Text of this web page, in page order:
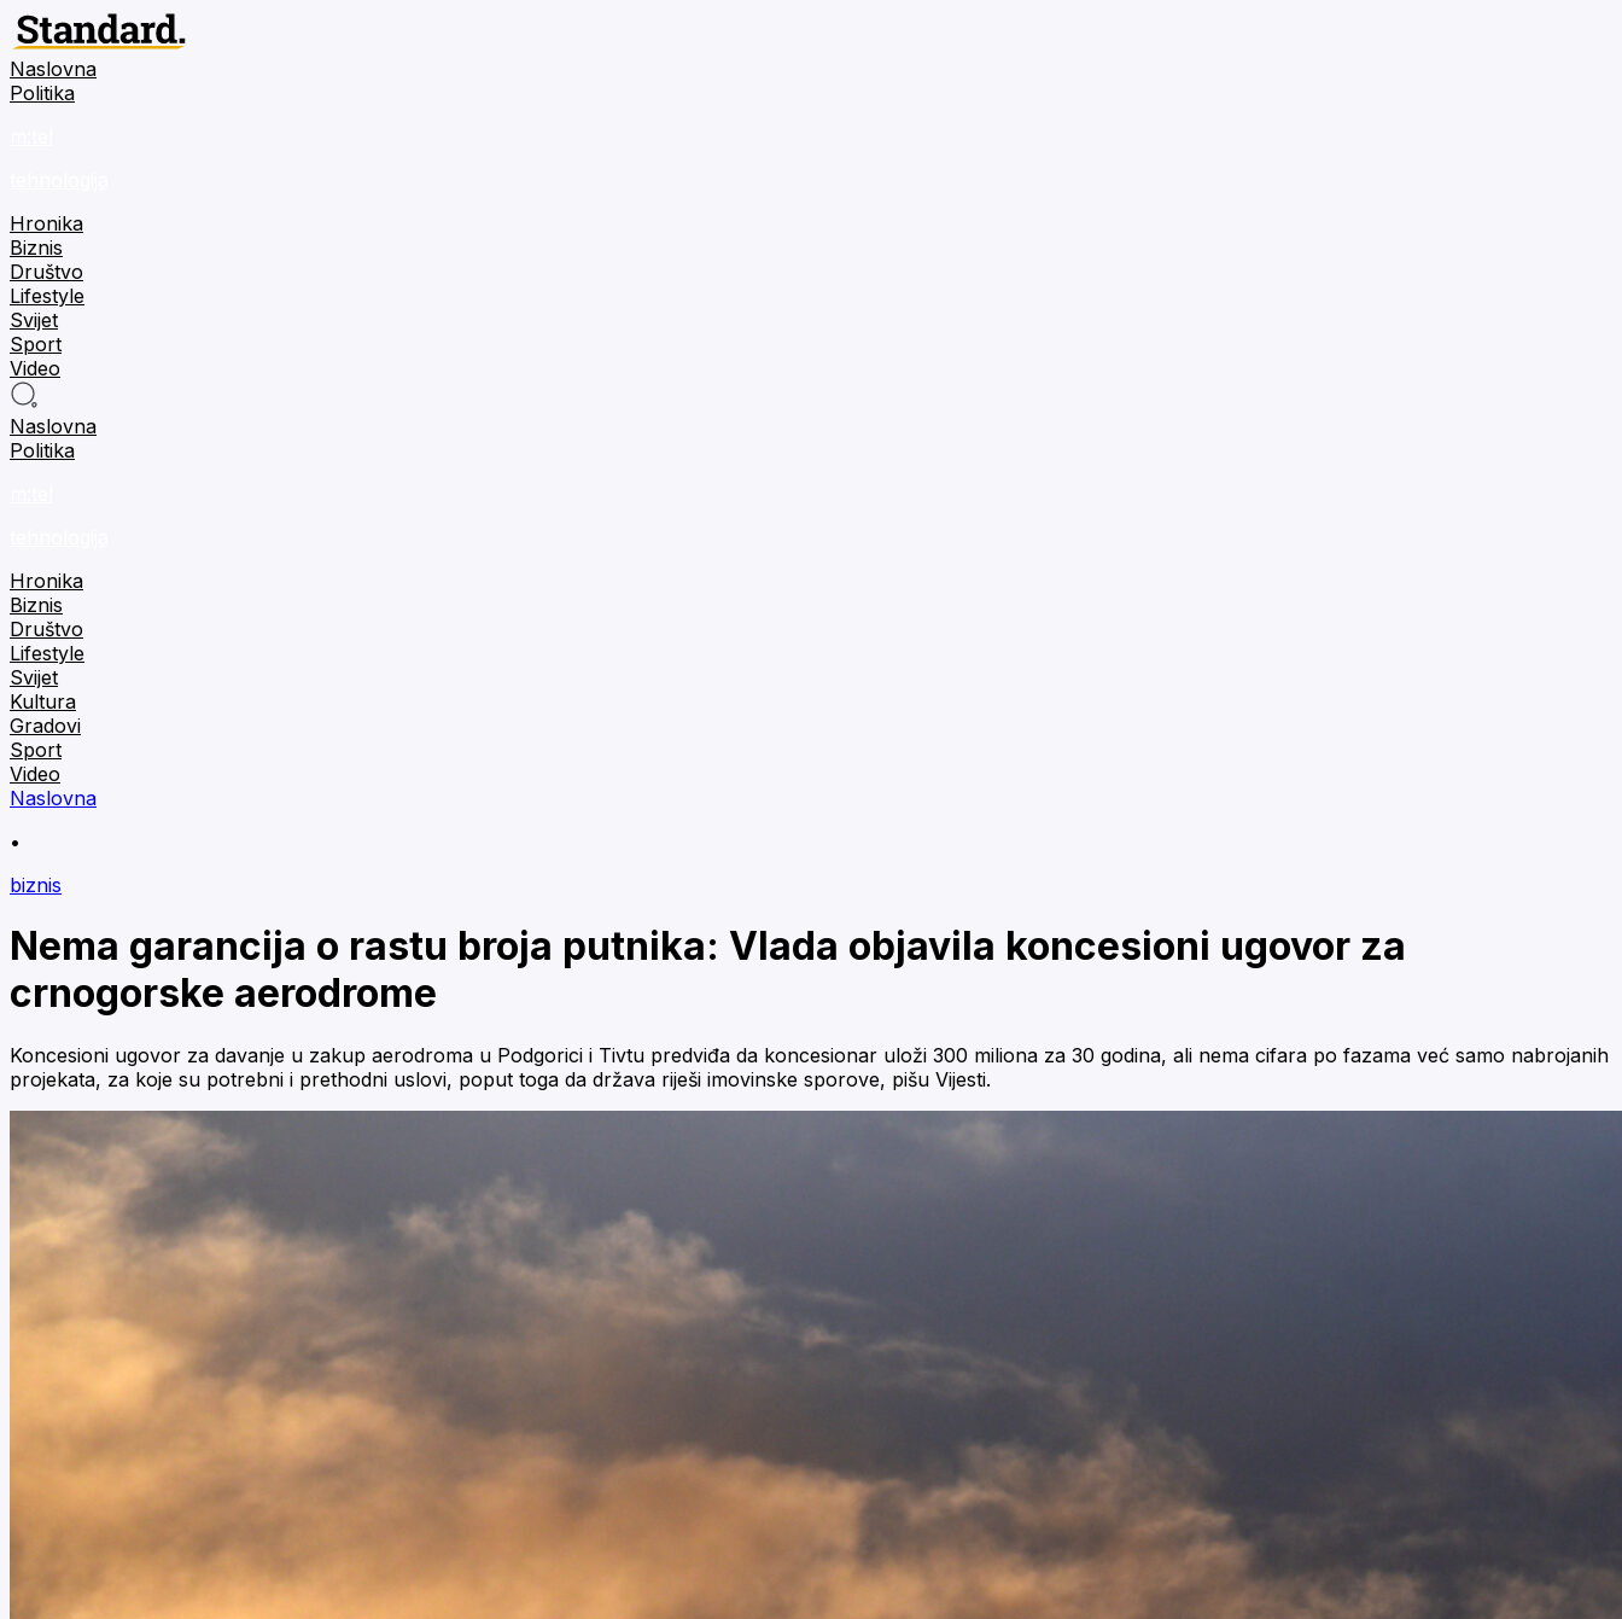
Naslovna
Politika
Hronika
Biznis
Društvo
Lifestyle
Svijet
Sport
Video
Naslovna
Politika
Hronika
Biznis
Društvo
Lifestyle
Svijet
Kultura
Gradovi
Sport
Video
Naslovna
•
biznis
Nema garancija o rastu broja putnika: Vlada objavila koncesioni ugovor za
crnogorske aerodrome
Koncesioni ugovor za davanje u zakup aerodroma u Podgorici i Tivtu predviđa da koncesionar uloži 300 miliona za 30 godina, ali nema cifara po fazama već samo nabrojanih
projekata, za koje su potrebni i prethodni uslovi, poput toga da država riješi imovinske sporove, pišu Vijesti.